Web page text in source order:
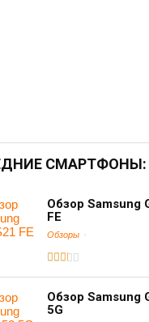
СМАРТФОНЫ:
Обзор Samsung
FE
Обзоры
Обзор Samsung
5G